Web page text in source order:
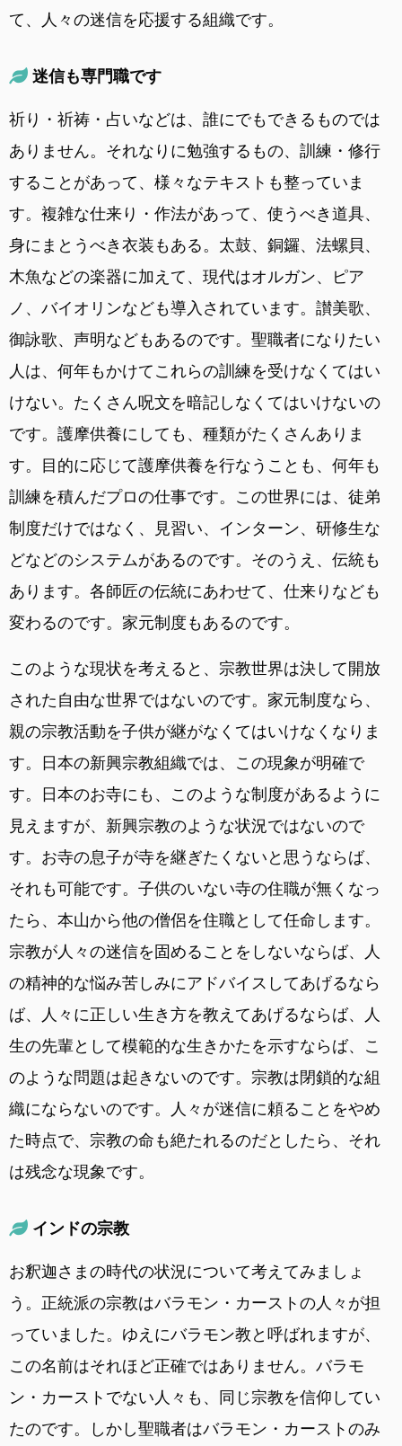
て、人々の迷信を応援する組織です。
迷信も専門職です
祈り・祈祷・占いなどは、誰にでもできるものでは
ありません。それなりに勉強するもの、訓練・修行
することがあって、様々なテキストも整っていま
す。複雑な仕来り・作法があって、使うべき道具、
身にまとうべき衣装もある。太鼓、銅鑼、法螺貝、
木魚などの楽器に加えて、現代はオルガン、ピア
ノ、バイオリンなども導入されています。讃美歌、
御詠歌、声明などもあるのです。聖職者になりたい
人は、何年もかけてこれらの訓練を受けなくてはい
けない。たくさん呪文を暗記しなくてはいけないの
です。護摩供養にしても、種類がたくさんありま
す。目的に応じて護摩供養を行なうことも、何年も
訓練を積んだプロの仕事です。この世界には、徒弟
制度だけではなく、見習い、インターン、研修生な
どなどのシステムがあるのです。そのうえ、伝統も
あります。各師匠の伝統にあわせて、仕来りなども
変わるのです。家元制度もあるのです。
このような現状を考えると、宗教世界は決して開放
された自由な世界ではないのです。家元制度なら、
親の宗教活動を子供が継がなくてはいけなくなりま
す。日本の新興宗教組織では、この現象が明確で
す。日本のお寺にも、このような制度があるように
見えますが、新興宗教のような状況ではないので
す。お寺の息子が寺を継ぎたくないと思うならば、
それも可能です。子供のいない寺の住職が無くなっ
たら、本山から他の僧侶を住職として任命します。
宗教が人々の迷信を固めることをしないならば、人
の精神的な悩み苦しみにアドバイスしてあげるなら
ば、人々に正しい生き方を教えてあげるならば、人
生の先輩として模範的な生きかたを示すならば、こ
のような問題は起きないのです。宗教は閉鎖的な組
織にならないのです。人々が迷信に頼ることをやめ
た時点で、宗教の命も絶たれるのだとしたら、それ
は残念な現象です。
インドの宗教
お釈迦さまの時代の状況について考えてみましょ
う。正統派の宗教はバラモン・カーストの人々が担
っていました。ゆえにバラモン教と呼ばれますが、
この名前はそれほど正確ではありません。バラモ
ン・カーストでない人々も、同じ宗教を信仰してい
たのです。しかし聖職者はバラモン・カーストのみ